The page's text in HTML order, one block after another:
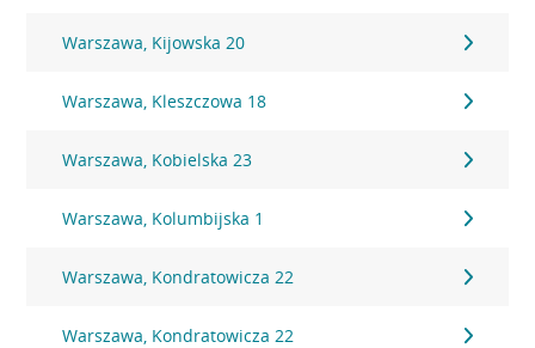
Warszawa, Kijowska 20
Warszawa, Kleszczowa 18
Warszawa, Kobielska 23
Warszawa, Kolumbijska 1
Warszawa, Kondratowicza 22
Warszawa, Kondratowicza 22